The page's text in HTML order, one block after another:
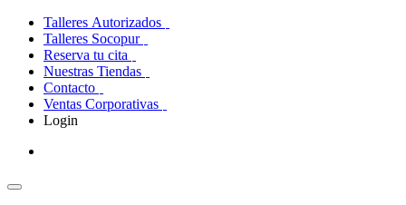
Talleres Autorizados
Talleres Socopur
Reserva tu cita
Nuestras Tiendas
Contacto
Ventas Corporativas
Login